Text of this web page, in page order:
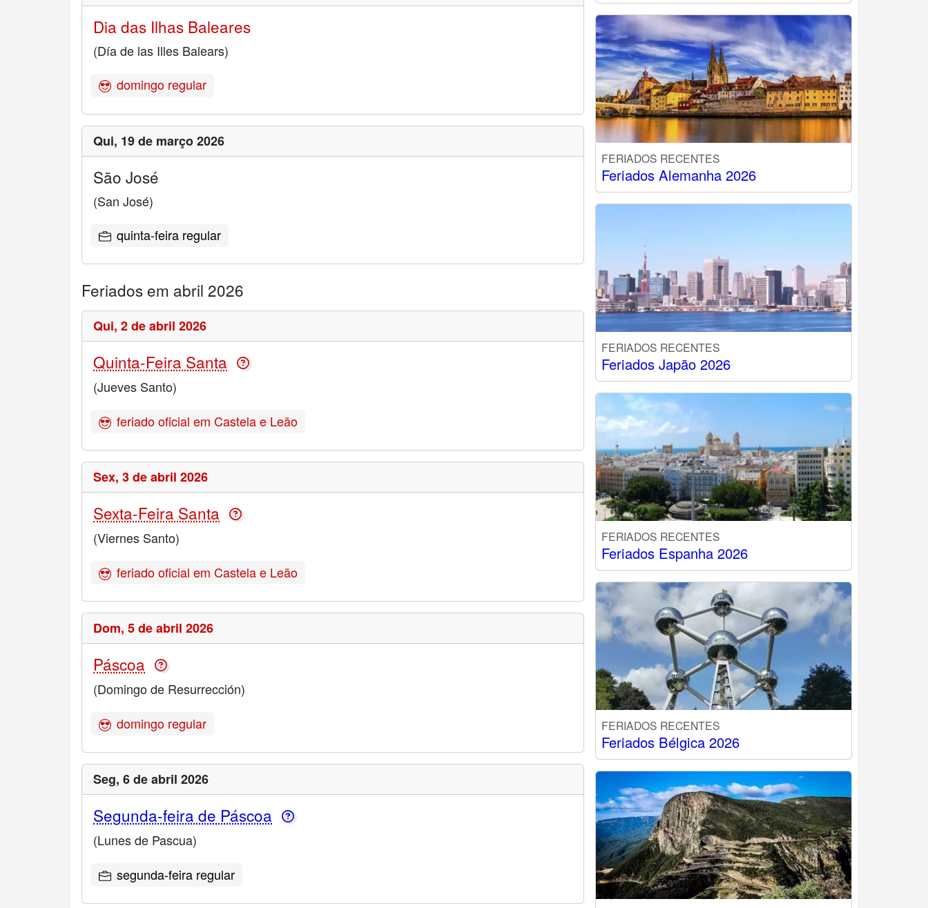
Dia das Ilhas Baleares
(Día de las Illes Balears)
domingo regular
Qui, 19 de março 2026
São José
(San José)
quinta-feira regular
Feriados em abril 2026
Qui, 2 de abril 2026
Quinta-Feira Santa
(Jueves Santo)
feriado oficial em Castela e Leão
Sex, 3 de abril 2026
Sexta-Feira Santa
(Viernes Santo)
feriado oficial em Castela e Leão
Dom, 5 de abril 2026
Páscoa
(Domingo de Resurrección)
domingo regular
Seg, 6 de abril 2026
Segunda-feira de Páscoa
(Lunes de Pascua)
segunda-feira regular
FERIADOS RECENTES
Feriados Alemanha 2026
FERIADOS RECENTES
Feriados Japão 2026
FERIADOS RECENTES
Feriados Espanha 2026
FERIADOS RECENTES
Feriados Bélgica 2026